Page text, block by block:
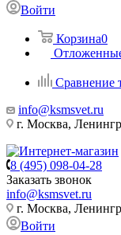
Войти
Корзина0
Сравнение
info@ksmsvet.ru
г. Москва,
8 (495) 098-04-28
Заказать звонок
info@ksmsvet.ru
г. Москва,
Войти